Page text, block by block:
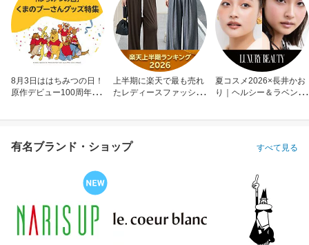
8月3日ははちみつの日！
原作デビュー100周年も
上半期に楽天で最も売れ
たレディースファッショ
夏コスメ2026×長井かお
り｜ヘルシー＆ラベンダ
有名ブランド・ショップ すべて見る